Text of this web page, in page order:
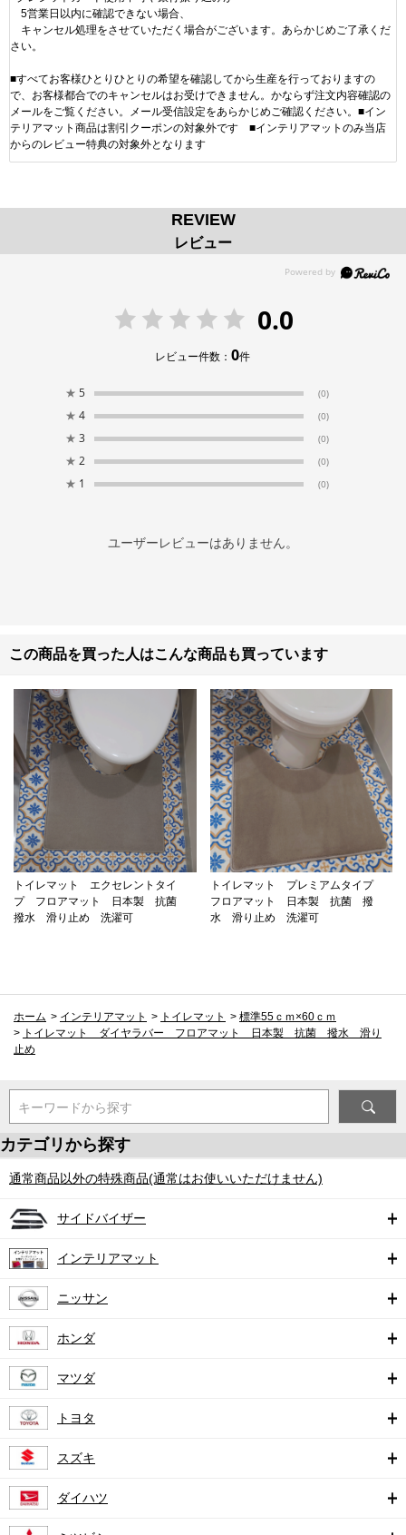
5営業日以内に確認できない場合、
キャンセル処理をさせていただく場合がございます。あらかじめご了承くだ
さい。
■すべてお客様ひとりひとりの希望を確認してから生産を行っておりますの
で、お客様都合でのキャンセルはお受けできません。かならず注文内容確認の
メールをご覧ください。メール受信設定をあらかじめご確認ください。■イン
テリアマット商品は割引クーポンの対象外です ■インテリアマットのみ当店
からのレビュー特典の対象外となります
REVIEW
レビュー
0.0
レビュー件数：0件
★ 5 (0)
★ 4 (0)
★ 3 (0)
★ 2 (0)
★ 1 (0)
ユーザーレビューはありません。
この商品を買った人はこんな商品も買っています
トイレマット エクセレントタイ
プ フロアマット 日本製 抗菌
撥水 滑り止め 洗濯可
トイレマット プレミアムタイプ
フロアマット 日本製 抗菌 撥
水 滑り止め 洗濯可
ホーム > インテリアマット > トイレマット > 標準55ｃｍ×60ｃｍ
> トイレマット ダイヤラバー フロアマット 日本製 抗菌 撥水 滑り
止め
キーワードから探す
カテゴリから探す
通常商品以外の特殊商品(通常はお使いいただけません)
サイドバイザー
インテリアマット
ニッサン
ホンダ
マツダ
トヨタ
スズキ
ダイハツ